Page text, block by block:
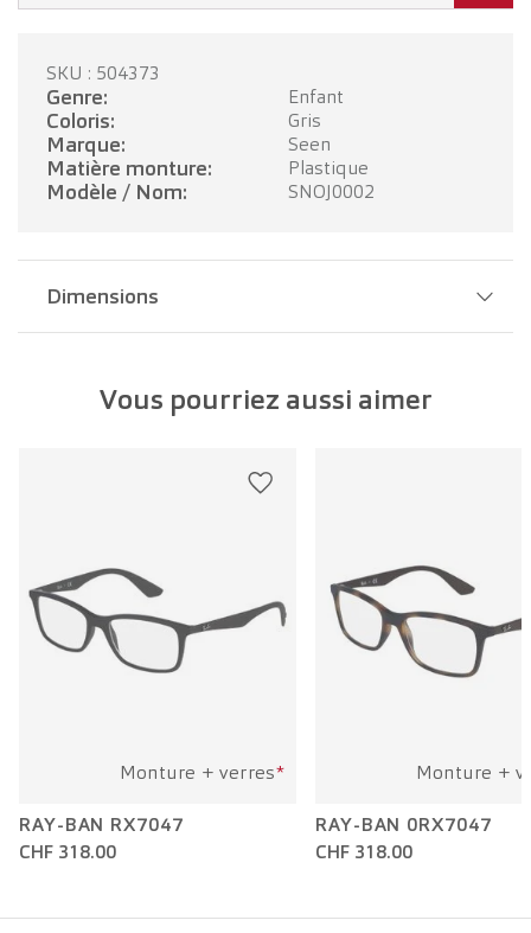
SKU : 504373
Genre: Enfant
Coloris: Gris
Marque: Seen
Matière monture: Plastique
Modèle / Nom: SNOJ0002
Dimensions
Largeur verre: 46 mm
Vous pourriez aussi aimer
Monture + verres*
RAY-BAN RX7047
CHF 318.00
Monture +
RAY-BAN 0RX7047
CHF 318.00